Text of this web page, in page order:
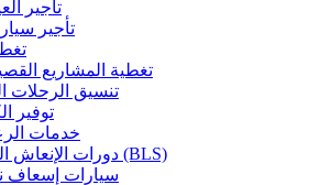
تأجير
تأجير
تغطية المشاريع
تنسيق الرحلات
توفير
خدمات
دورات الإنعاش القلبي الرئوي (BLS)
سيارات إسعاف